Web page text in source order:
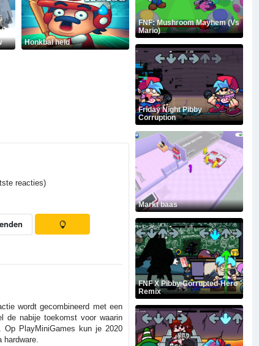
Honkbal held
reacties)
wordt gecombineerd met een
de nabije toekomst voor waarin
Op PlayMiniGames kun je 2020
FNF: Mushroom Mayhem (Vs
Mario)
Friday Night Pibby
Corruption
Markt baas
FNF X Pibby Corrupted-Hero
Remix